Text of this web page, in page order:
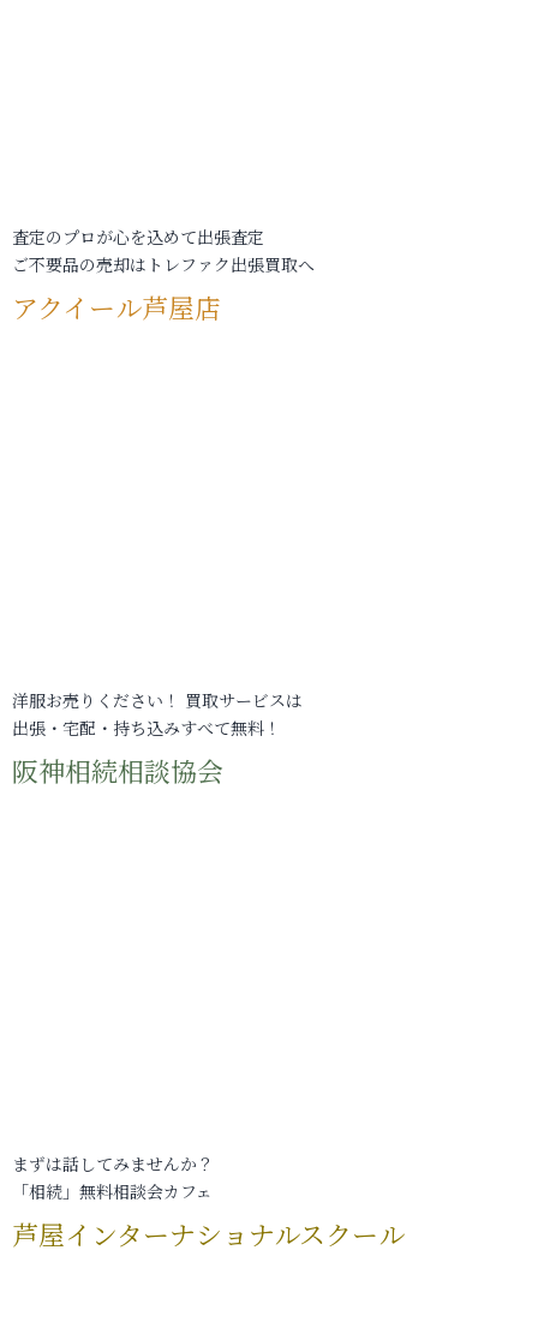
査定のプロが心を込めて出張査定
ご不要品の売却はトレファク出張買取へ
アクイール芦屋店
洋服お売りください！ 買取サービスは
出張・宅配・持ち込みすべて無料！
阪神相続相談協会
まずは話してみませんか？
「相続」無料相談会カフェ
芦屋インターナショナルスクール